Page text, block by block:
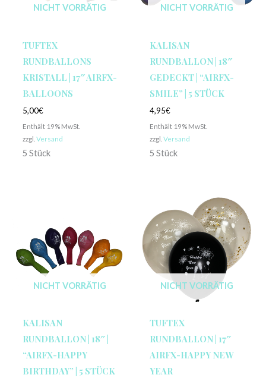
NICHT VORRÄTIG
TUFTEX
RUNDBALLONS
KRISTALL | 17″ AIRFX-
BALLOONS
5,00€
Enthält 19% MwSt.
zzgl. Versand
5 Stück
NICHT VORRÄTIG
KALISAN
RUNDBALLON | 18″
GEDECKT | “AIRFX-
SMILE” | 5 STÜCK
4,95€
Enthält 19% MwSt.
zzgl. Versand
5 Stück
NICHT VORRÄTIG
KALISAN
RUNDBALLON | 18″ |
“AIRFX-HAPPY
BIRTHDAY” | 5 STÜCK
NICHT VORRÄTIG
TUFTEX
RUNDBALLON | 17″
AIRFX-HAPPY NEW
YEAR
Preisspanne:
1,00€
bis
1,30€